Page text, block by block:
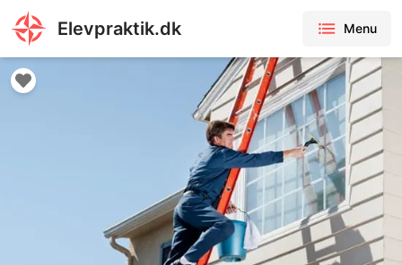
Elevpraktik.dk Menu